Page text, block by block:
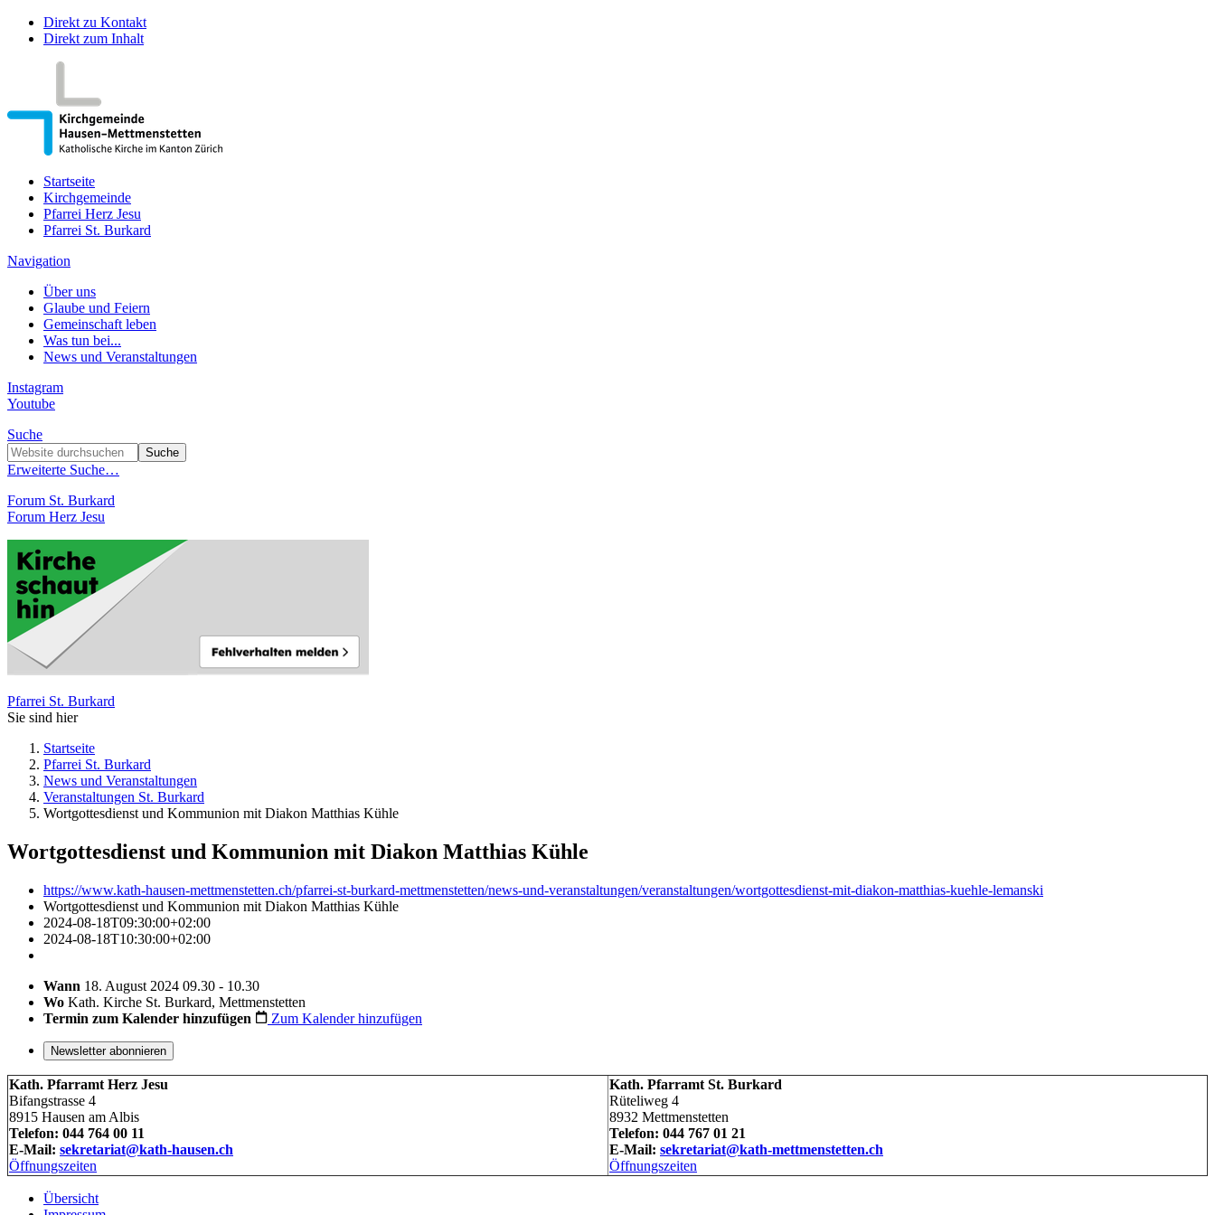
Direkt zu Kontakt
Direkt zum Inhalt
Startseite
Kirchgemeinde
Pfarrei Herz Jesu
Pfarrei St. Burkard
Navigation
Über uns
Glaube und Feiern
Gemeinschaft leben
Was tun bei...
News und Veranstaltungen
Instagram
Youtube
Suche
Erweiterte Suche…
Forum St. Burkard
Forum Herz Jesu
Pfarrei St. Burkard
Sie sind hier
Startseite
Pfarrei St. Burkard
News und Veranstaltungen
Veranstaltungen St. Burkard
Wortgottesdienst und Kommunion mit Diakon Matthias Kühle
Wortgottesdienst und Kommunion mit Diakon Matthias Kühle
https://www.kath-hausen-mettmenstetten.ch/pfarrei-st-burkard-mettmenstetten/news-und-veranstaltungen/veranstaltungen/wortgottesdienst-mit-diakon-matthias-kuehle-lemanski
Wortgottesdienst und Kommunion mit Diakon Matthias Kühle
2024-08-18T09:30:00+02:00
2024-08-18T10:30:00+02:00
Wann 18. August 2024 09.30 - 10.30
Wo Kath. Kirche St. Burkard, Mettmenstetten
Termin zum Kalender hinzufügen
Zum Kalender hinzufügen
Newsletter abonnieren
Kath. Pfarramt Herz Jesu
Bifangstrasse 4
8915 Hausen am Albis
Telefon: 044 764 00 11
E-Mail: sekretariat@kath-hausen.ch
Öffnungszeiten
Kath. Pfarramt St. Burkard
Rüteliweg 4
8932 Mettmenstetten
Telefon: 044 767 01 21
E-Mail: sekretariat@kath-mettmenstetten.ch
Öffnungszeiten
Übersicht